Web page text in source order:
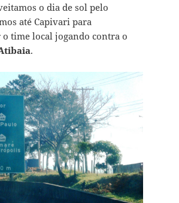
o dia de sol pelo
até Capivari para
time local jogando contra o
.